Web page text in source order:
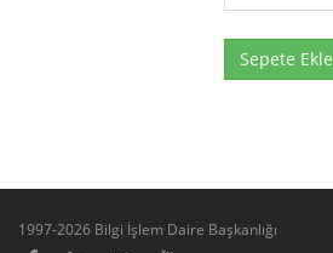
Sepete Ekle
1997-2026 Bilgi İşlem Daire Başkanlığı